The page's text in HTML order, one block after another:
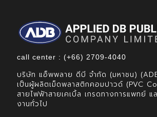
call center : (+66) 2709-4040
บริษัท แอ็พพลาย ดีบี จำกัด (มหาชน)
เป็นผู้ผลิตเม็ดพลาสติกคอมปาวด์ (PVC
สายไฟฟ้าสายเคเบิ้ล เกรดทางการแพทย์ แ
งานทั่วไป